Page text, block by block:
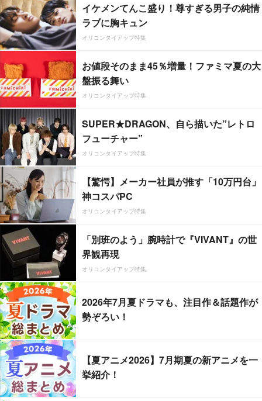
イケメンてんこ盛り！尊すぎる男子の純情
ラブに胸キュン
オリコンタイアップ特集
お値段そのまま45％増量！ファミマ夏の大
盤振る舞い
オリコンタイアップ特集
SUPER★DRAGON、自ら描いた”レトロ
フューチャー”
オリコンタイアップ特集
【驚愕】メーカー社員が推す「10万円台」
神コスパPC
オリコンタイアップ特集
「別班のよう」腕時計で『VIVANT』の世
界観再現
オリコンタイアップ特集
2026年7月夏ドラマも、注目作＆話題作が
勢ぞろい！
【夏アニメ2026】7月期夏の新アニメを一
挙紹介！